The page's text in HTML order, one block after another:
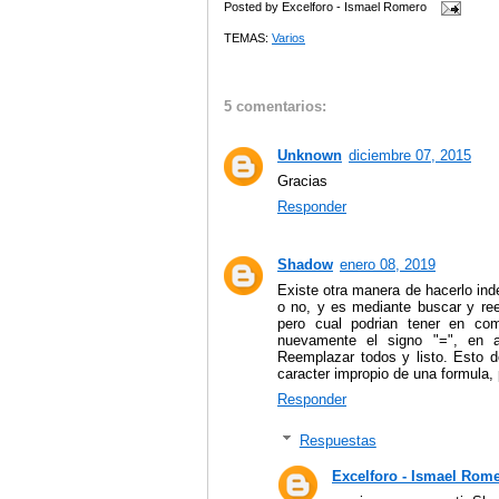
Posted by Excelforo - Ismael Romero
TEMAS: Varios
5 comentarios:
Unknown diciembre 07, 2015
Gracias
Responder
Shadow enero 08, 2019
Existe otra manera de hacerlo
o no, y es mediante buscar y
pero cual podrian tener en
nuevamente el signo "=", en
Reemplazar todos y listo. Esto
caracter impropio de una
Responder
Respuestas
Excelforo - Ismael